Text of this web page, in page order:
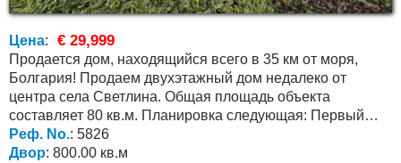
Цена: € 29,999
Продается дом, находящийся всего в 35 км от моря,
Болгария! Продаем двухэтажный дом недалеко от
центра села Светлина. Общая площадь объекта
составляет 80 кв.м. Планировка следующая: Первый
этаж состоит...
Реф. No.: 5826
Двор: 800.00 кв.м